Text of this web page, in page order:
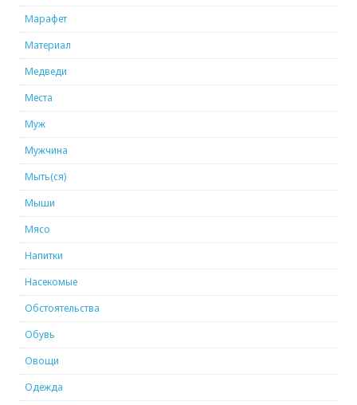
Марафет
Материал
Медведи
Места
Муж
Мужчина
Мыть(ся)
Мыши
Мясо
Напитки
Насекомые
Обстоятельства
Обувь
Овощи
Одежда